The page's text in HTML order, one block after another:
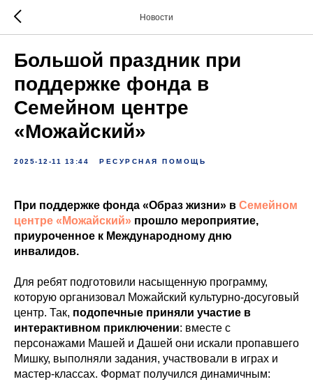
Новости
Большой праздник при
поддержке фонда в
Семейном центре
«Можайский»
2025-12-11 13:44 РЕСУРСНАЯ ПОМОЩЬ
При поддержке фонда «Образ жизни» в Семейном
центре «Можайский» прошло мероприятие,
приуроченное к Международному дню
инвалидов.
Для ребят подготовили насыщенную программу,
которую организовал Можайский культурно-досуговый
центр. Так, подопечные приняли участие в
интерактивном приключении: вместе с
персонажами Машей и Дашей они искали пропавшего
Мишку, выполняли задания, участвовали в играх и
мастер-классах. Формат получился динамичным: